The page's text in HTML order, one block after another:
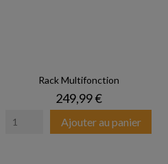
Rack Multifonction
Prix
249,99 €
Ajouter au panier